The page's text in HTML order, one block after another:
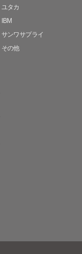
ユタカ
IBM
サンワサプライ
その他